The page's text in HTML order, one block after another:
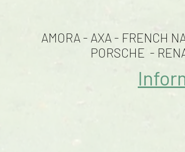
AMORA - AXA - FRENCH
PORSCHE -